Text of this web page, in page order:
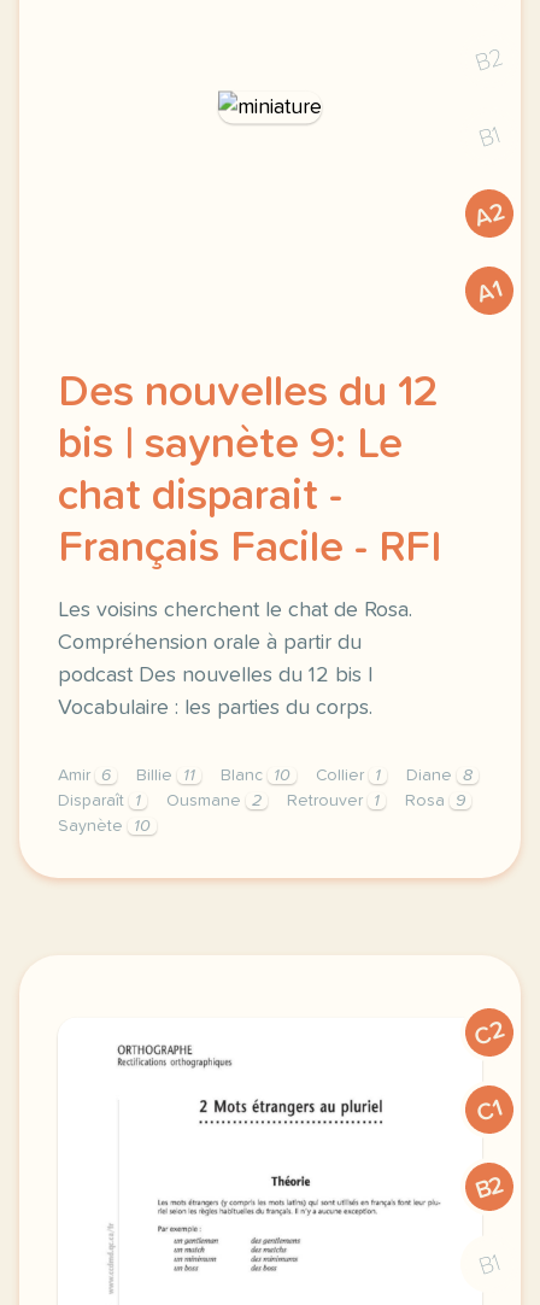
B2
B1
A2
A1
Des nouvelles du 12
bis | saynète 9: Le
chat disparait -
Français Facile - RFI
Les voisins cherchent le chat de Rosa.
Compréhension orale à partir du
podcast Des nouvelles du 12 bis |
Vocabulaire : les parties du corps.
Amir 6 Billie 11 Blanc 10 Collier 1 Diane
8
Disparaît
1 Ousmane 2 Retrouver 1 Rosa
9
Saynète
10
exercice a1 des nouvelles du 12 bis saynete 9 le
C2
C1
B2
B1